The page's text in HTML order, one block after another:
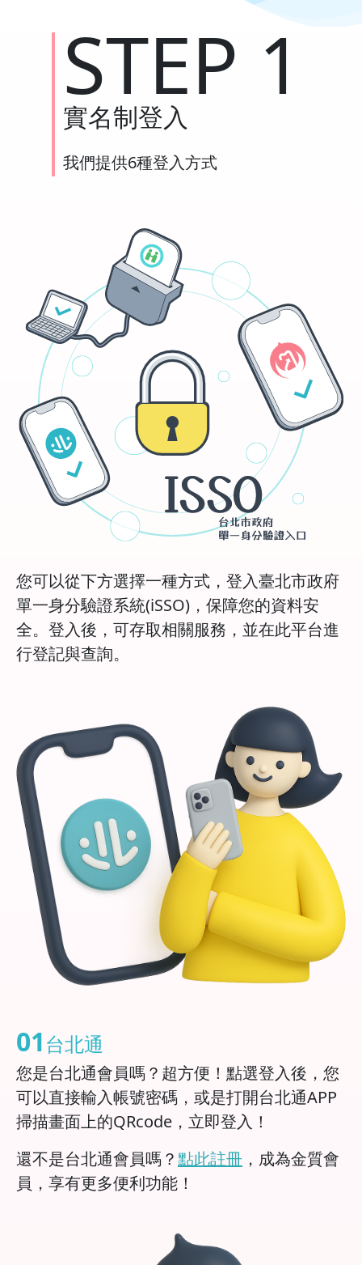
STEP 1
實名制登入
我們提供6種登入方式
您可以從下方選擇一種方式，登入臺北市政府
單一身分驗證系統(iSSO)，保障您的資料安
全。登入後，可存取相關服務，並在此平台進
行登記與查詢。
01台北通
您是台北通會員嗎？超方便！點選登入後，您
可以直接輸入帳號密碼，或是打開台北通APP
掃描畫面上的QRcode，立即登入！
還不是台北通會員嗎？點此註冊 ，成為金質會
員，享有更多便利功能！